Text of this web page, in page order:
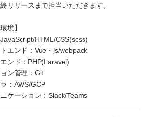
リリースまで担当いただきます。
境】
HTML/CSS(scss)
エンド：Vue・js/webpack
ンド：PHP(Laravel)
ン管理：Git
：AWS/GCP
ケーション：Slack/Teams